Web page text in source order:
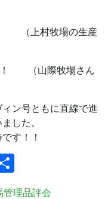
上村牧場の生産
（山際牧場さん
ン号ともに直線で進
した。
す！！
有
理品評会